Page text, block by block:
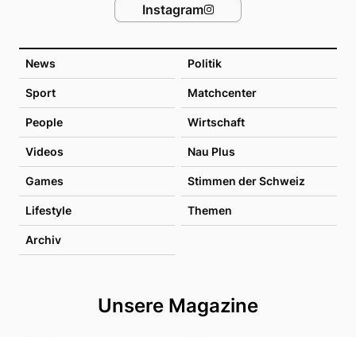
News Politik
Sport Matchcenter
People Wirtschaft
Videos Nau Plus
Games Stimmen der Schweiz
Lifestyle Themen
Archiv
Unsere Magazine
Instagram